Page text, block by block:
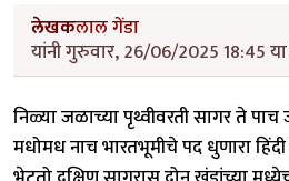
लेखकलाल गेंडा
यांनी गुरुवार, 26/06/2025 18:45
निळ्या जळाच्या पृथ्वीवरती सागर ते
मधोमध नाच भारतभूमीचे पद धुणारा